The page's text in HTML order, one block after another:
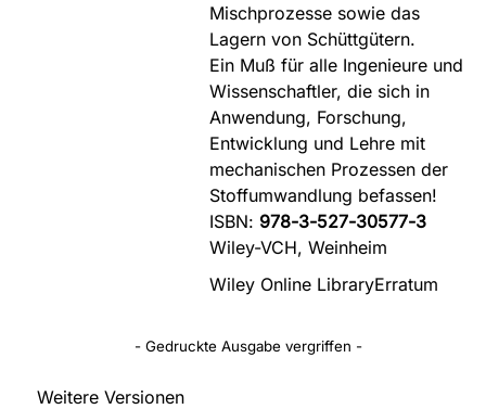
Mischprozesse sowie das
Lagern von Schüttgütern.
Ein Muß für alle Ingenieure und
Wissenschaftler, die sich in
Anwendung, Forschung,
Entwicklung und Lehre mit
mechanischen Prozessen der
Stoffumwandlung befassen!
ISBN: 978-3-527-30577-3
Wiley-VCH, Weinheim
Wiley Online LibraryErratum
- Gedruckte Ausgabe vergriffen -
Weitere Versionen